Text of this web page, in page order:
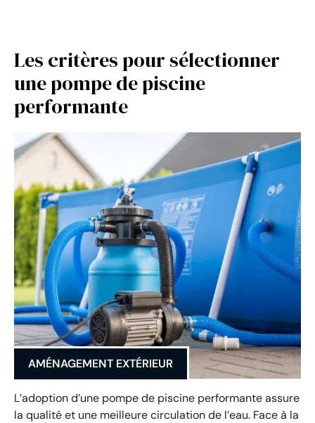
Les critères pour sélectionner
une pompe de piscine
performante
AMÉNAGEMENT EXTÉRIEUR
L’adoption d’une pompe de piscine performante assure
la qualité et une meilleure circulation de l’eau. Face à la